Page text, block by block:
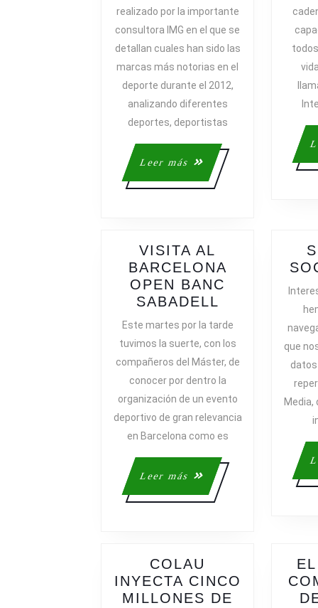
MARCAS
MÁS
DEL
2012
realizado por la importante
consultora IMG en el que se
detallan cuales han sido las
marcas más notorias en el
deporte durante el 2012,
analizando diferentes
deportes, deportistas
Leer más
Leer
más
VISITA AL
BARCELONA
OPEN BANC
SABADELL
AL
BARCELONA
OPEN
BANC
SABADELL
Este martes por la tarde
tuvimos la suerte, con los
compañeros del Máster, de
conocer por dentro la
organización de un evento
deportivo de gran relevancia
en Barcelona como es
Leer más
Leer
más
que
Media,
COLAU
INYECTA CINCO
MILLONES DE